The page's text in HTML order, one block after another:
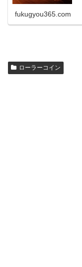
fukugyou365.com
ローラーコイン